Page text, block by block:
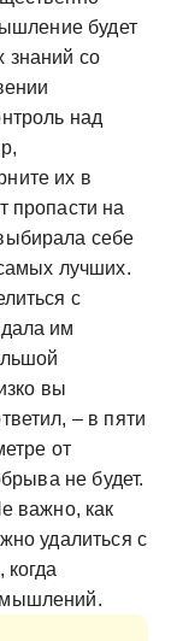
будет
знаний со
над
их в
пропасти на
себе
лучших.
с
им
вы
– в пяти
от
не будет.
важно, как
удалиться с